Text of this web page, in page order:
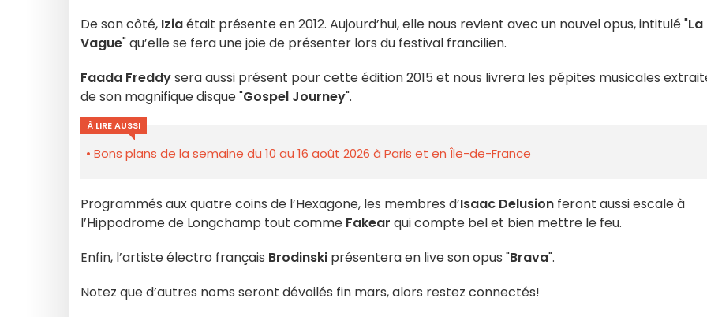
De son côté, Iziaétait présente en 2012. Aujourd’hui, elle nous revient avec un nouvel opus, intitulé "La
Vague" qu’elle se fera une joie de présenter lors du festival francilien.
Faada Freddysera aussi présent pour cette édition 2015 et nous livrera les pépites musicales
de son magnifique disque "Gospel Journey".
À LIRE AUSSI
Bons plans de la semaine du 10 au 16 août 2026 à Paris et en Île-de-France
Programmés aux quatre coins de l’Hexagone, les membres d’Isaac Delusion feront aussi escale à
l’Hippodrome de Longchamp tout comme Fakear qui compte bel et bien mettre le feu.
Enfin, l’artiste électro français Brodinski présentera en live son opus "Brava".
Notez que d’autres noms seront dévoilés fin mars, alors restez connectés!